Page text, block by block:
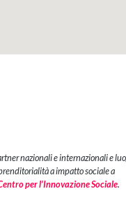
nazionali e internazionali e
a impatto sociale a
per l’Innovazione Sociale.